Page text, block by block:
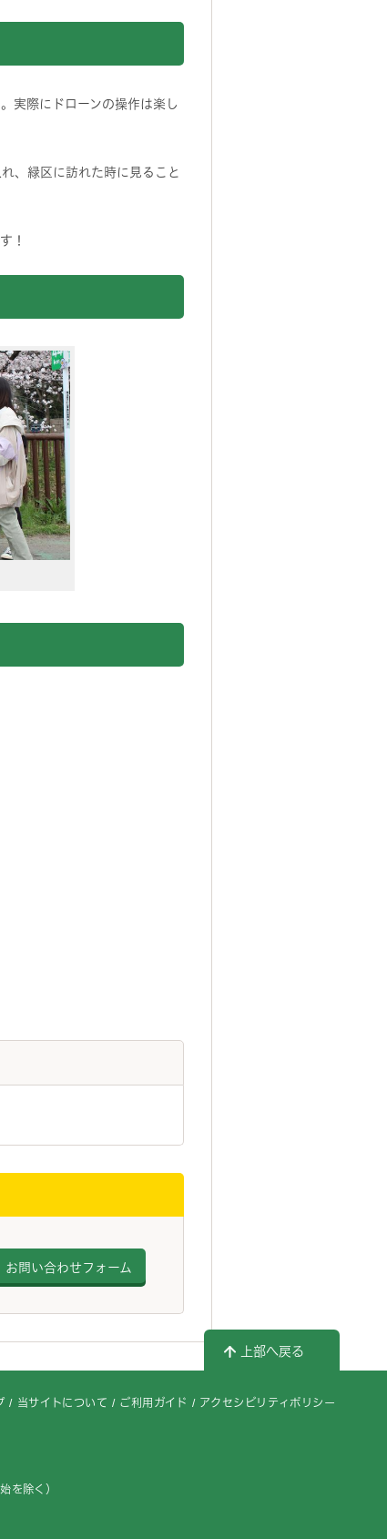
実際にドローンの操作は楽し
、緑区に訪れた時に見ること
！
お問い合わせフォーム
上部へ戻る
当サイトについて ご利用ガイド アクセシビリティポリシー
を除く）